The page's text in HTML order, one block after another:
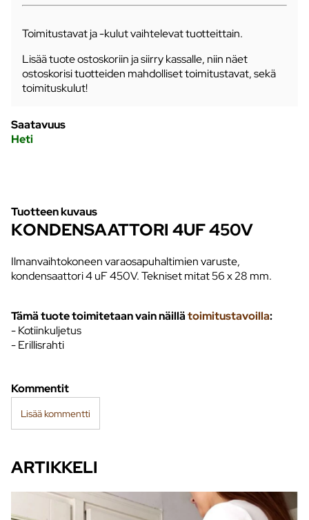
Toimitustavat ja -kulut vaihtelevat tuotteittain.
Lisää tuote ostoskoriin ja siirry kassalle, niin näet
ostoskorisi tuotteiden mahdolliset toimitustavat, sekä
toimituskulut!
Saatavuus
Heti
Tuotteen kuvaus
KONDENSAATTORI 4UF 450V
Ilmanvaihtokoneen varaosapuhaltimien varuste,
kondensaattori 4 uF 450V. Tekniset mitat 56 x 28 mm.
Tämä tuote toimitetaan vain näillätoimitustavoilla:
- Kotiinkuljetus
- Erillisrahti
Kommentit
Lisää kommentti
ARTIKKELI